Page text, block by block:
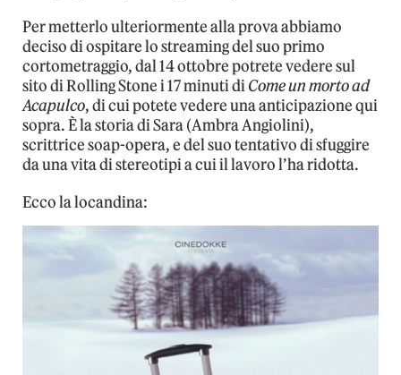
Per metterlo ulteriormente alla prova abbiamo
deciso di ospitare lo streaming del suo primo
cortometraggio, dal 14 ottobre potrete vedere sul
sito di Rolling Stone i 17 minuti diCome un morto ad
Acapulco, di cui potete vedere una anticipazione qui
sopra. È la storia di Sara (Ambra Angiolini),
scrittrice soap-opera, e del suo tentativo di sfuggire
da una vita di stereotipi a cui il lavoro l’ha ridotta.
Ecco la locandina: